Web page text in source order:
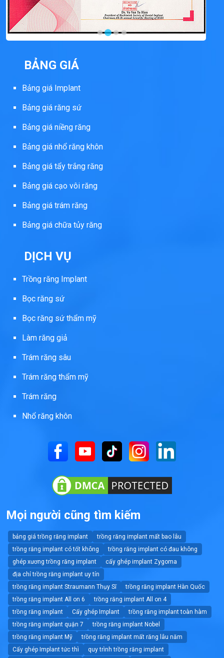
BẢNG GIÁ
Bảng giá Implant
Bảng giá răng sứ
Bảng giá niềng răng
Bảng giá nhổ răng khôn
Bảng giá tẩy trắng răng
Bảng giá cạo vôi răng
Bảng giá trám răng
Bảng giá chữa tủy răng
DỊCH VỤ
Trồng răng Implant
Bọc răng sứ
Bọc răng sứ thẩm mỹ
Làm răng giả
Trám răng sâu
Trám răng thẩm mỹ
Trám răng
Nhổ răng khôn
Mọi người cũng tìm kiếm
bảng giá trồng răng implant
trồng răng implant mất bao lâu
trồng răng implant có tốt không
trồng răng implant có đau không
ghép xương trồng răng implant
cấy ghép implant Zygoma
địa chỉ trồng răng implant uy tín
trồng răng implant Straumann Thụy Sĩ
trồng răng implant Hàn Quốc
trồng răng implant All on 6
trồng răng implant All on 4
trồng răng implant
Cấy ghép Implant
trồng răng implant toàn hàm
trồng răng implant quận 7
trồng răng implant Nobel
trồng răng implant Mỹ
trồng răng implant mất răng lâu năm
Cấy ghép Implant tức thì
quy trình trồng răng implant